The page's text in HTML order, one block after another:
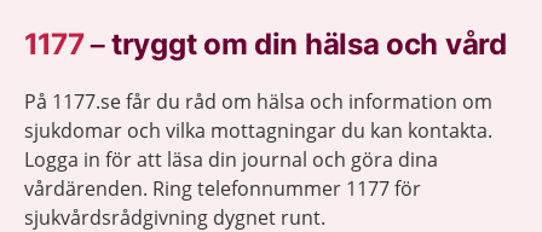
1177–tryggt om din hälsa och vård
På 1177.se får du råd om hälsa och information om
sjukdomar och vilka mottagningar du kan kontakta.
Logga in för att läsa din journal och göra dina
vårdärenden. Ring telefonnummer 1177 för
sjukvårdsrådgivning dygnet runt.